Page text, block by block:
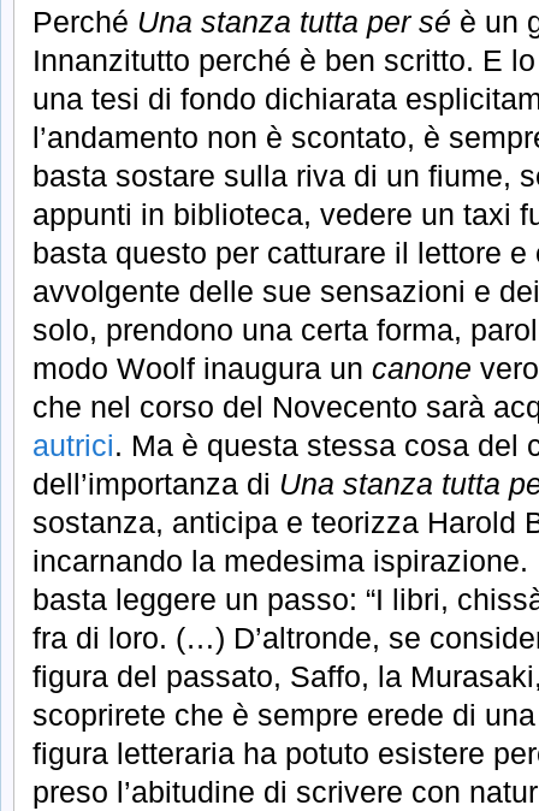
Perché Una stanza tutta per sé è un
Innanzitutto perché è ben scritto. E
una tesi di fondo dichiarata
l’andamento non è scontato, è
basta sostare sulla riva di un fiume,
appunti in biblioteca, vedere un taxi
basta questo per catturare il lettore
avvolgente delle sue sensazioni e
solo, prendono una certa forma,
modo Woolf inaugura un canone
che nel corso del Novecento sarà
autrici. Ma è questa stessa cosa del
dell’importanza di Una stanza tutta
sostanza, anticipa e teorizza Harold
incarnando la medesima
basta leggere un passo: “I libri,
fra di loro. (…) D’altronde, se
figura del passato, Saffo, la
scoprirete che è sempre erede di
figura letteraria ha potuto esistere
preso l’abitudine di scrivere con